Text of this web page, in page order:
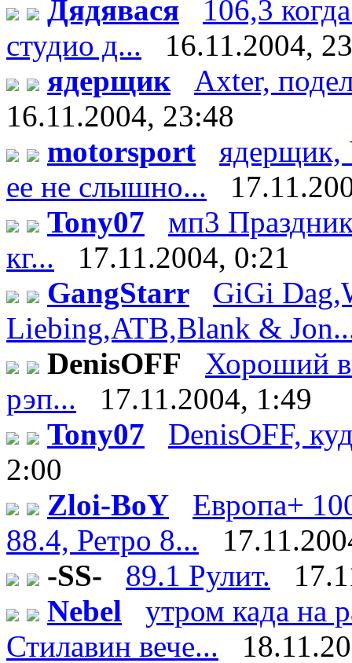
Дядявася
106,3
студио д...
16.11.2004,
ядерщик
Axter,
16.11.2004, 23:48
motorsport
ядерщик,
ее не слышно...
Tony07
мп3
кг...
17.11.2004, 0:21
GangStarr
GiGi
Liebing,ATB,Blank &
DenisOFF
Хороший
рэп...
17.11.2004, 1:49
Tony07
DenisOFF,
2:00
Zloi-BoY
Европа+
88.4, Ретро 8...
-SS-
89.1 Рулит.
Nebel
утром када на
Стилавин вече...